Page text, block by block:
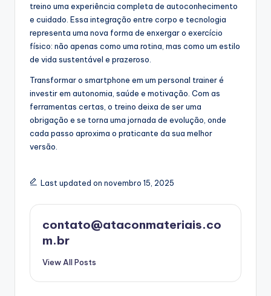
treino uma experiência completa de autoconhecimento
e cuidado. Essa integração entre corpo e tecnologia
representa uma nova forma de enxergar o exercício
físico: não apenas como uma rotina, mas como um estilo
de vida sustentável e prazeroso.
Transformar o smartphone em um personal trainer é
investir em autonomia, saúde e motivação. Com as
ferramentas certas, o treino deixa de ser uma
obrigação e se torna uma jornada de evolução, onde
cada passo aproxima o praticante da sua melhor
versão.
Last updated on novembro 15, 2025
contato@ataconmateriais.co
m.br
View All Posts